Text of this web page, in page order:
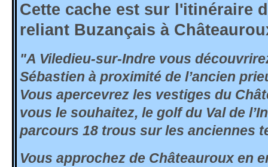
Cette cache est sur l'itinéraire
reliant Buzançais à
"A Viledieu-sur-Indre vous
Sébastien à proximité de l’ancien
Vous apercevrez les vestiges du
vous le souhaitez, le golf du Val de
parcours 18 trous sur les anciennes
Vous approchez de Châteauroux en